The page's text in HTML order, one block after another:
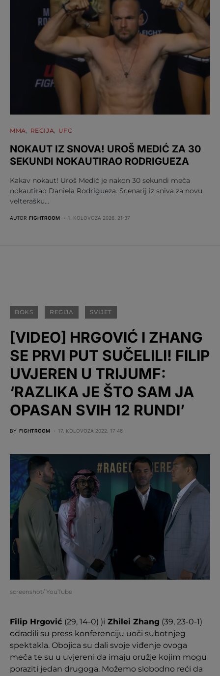
MMA REGIJA UFC
NOKAUT IZ SNOVA! UROŠ MEDIĆ ZA 30
SEKUNDI NOKAUTIRAO RODRIGUEZA
Kakav nokaut! Uroš Medić je nakon 30 sekundi meča
nokautirao Daniela Rodrigueza. Scenarij iz sniva za novu
velterašku…
AUTOR FIGHTROOM 1. KOLOVOZA 2026. 21:37
BOKS REGIJA SVIJET
[VIDEO] HRGOVIĆ I ZHANG
SE PRVI PUT SUČELILI! FILIP
UVJEREN U TRIJUMF:
‘RAZLIKA JE ŠTO SAM JA
OPASAN SVIH 12 RUNDI’
BY FIGHTROOM 17. KOLOVOZA 2022. 17:46
screenshot/ YouTube
Filip Hrgović (29, 14-0) )i Zhilei Zhang (39, 23-0-1)
odradili su press konferenciju uoči subotnjeg
spektakla. Obojica su dali svoje viđenje ovoga
meča te su u uvjereni da imaju oružje kojim mogu
poraziti jedan drugoga. Možemo slobodno reći da